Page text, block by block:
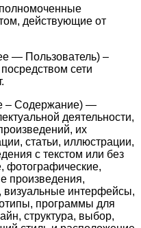
действующие от
— Пользователь) –
сети
– Содержание) —
деятельности,
их
статьи, иллюстрации,
с текстом или без
фотографические,
произведения,
визуальные интерфейсы,
программы для
структура, выбор,